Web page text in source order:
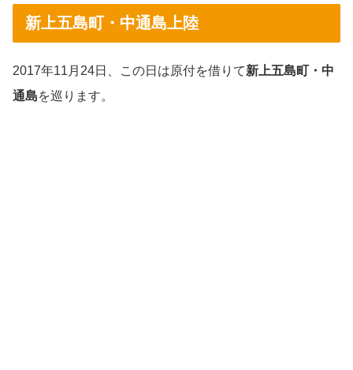
新上五島町・中通島上陸
2017年11月24日、この日は原付を借りて新上五島町・中
通島を巡ります。